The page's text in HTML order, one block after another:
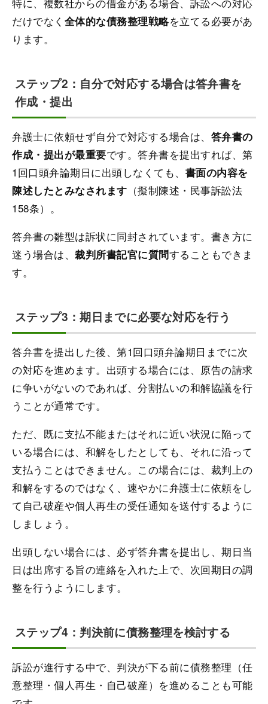
だけでなく 全体的な債務整理戦略を立てる必要があ
ります。
ステップ2：自分で対応する場合は答弁書を
作成・提出
弁護士に依頼せず自分で対応する場合は、 答弁書の
作成・提出が最重要です。答弁書を提出すれば、第
1回口頭弁論期日に出頭しなくても、 書面の内容を
陳述したとみなされます （擬制陳述・民事訴訟法
158条）。
答弁書の雛型は訴状に同封されています。書き方に
迷う場合は、裁判所書記官に質問することもできま
す。
ステップ3：期日までに必要な対応を行う
答弁書を提出した後、第1回口頭弁論期日までに次
の対応を進めます。出頭する場合には、原告の請求
に争いがないのであれば、分割払いの和解協議を行
うことが通常です。
ただ、既に支払不能またはそれに近い状況に陥って
いる場合には、和解をしたとしても、それに沿って
支払うことはできません。この場合には、裁判上の
和解をするのではなく、速やかに弁護士に依頼をし
て自己破産や個人再生の受任通知を送付するように
しましょう。
出頭しない場合には、必ず答弁書を提出し、期日当
日は出席する旨の連絡を入れた上で、次回期日の調
整を行うようにします。
ステップ4：判決前に債務整理を検討する
訴訟が進行する中で、判決が下る前に債務整理（任
意整理・個人再生・自己破産）を進めることも可能